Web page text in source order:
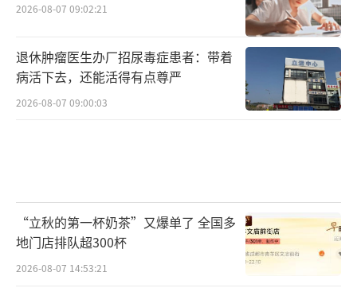
2026-08-07 09:02:21
退休肿瘤医生办厂招尿毒症患者：带着
病活下去，还能活得有点尊严
2026-08-07 09:00:03
“立秋的第一杯奶茶”又爆单了 全国多
地门店排队超300杯
2026-08-07 14:53:21